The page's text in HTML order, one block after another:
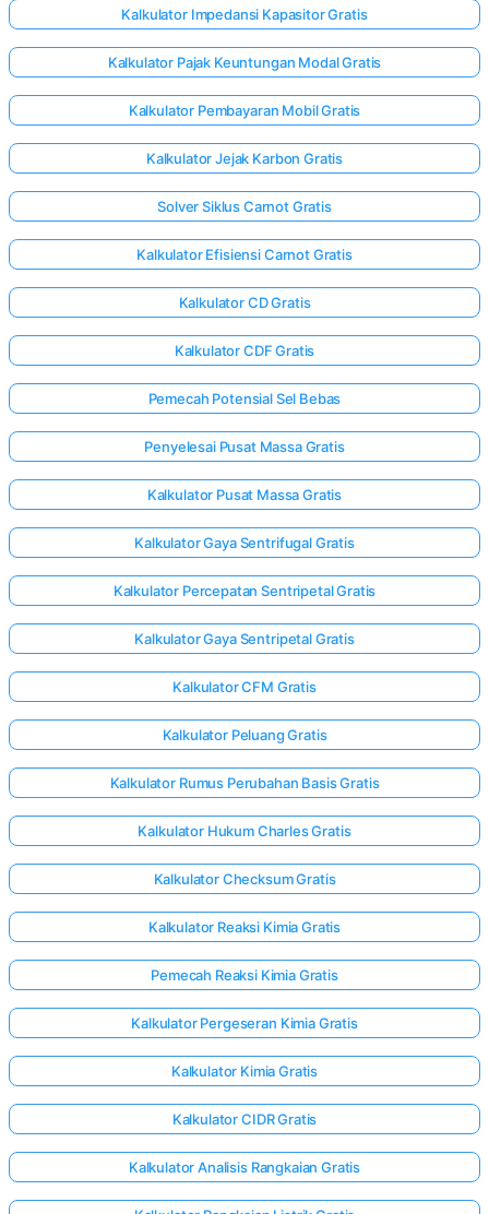
Kalkulator Impedansi Kapasitor Gratis
Kalkulator Pajak Keuntungan Modal Gratis
Kalkulator Pembayaran Mobil Gratis
Kalkulator Jejak Karbon Gratis
Solver Siklus Carnot Gratis
Kalkulator Efisiensi Carnot Gratis
Kalkulator CD Gratis
Kalkulator CDF Gratis
Pemecah Potensial Sel Bebas
Penyelesai Pusat Massa Gratis
Kalkulator Pusat Massa Gratis
Kalkulator Gaya Sentrifugal Gratis
Kalkulator Percepatan Sentripetal Gratis
Kalkulator Gaya Sentripetal Gratis
Kalkulator CFM Gratis
Kalkulator Peluang Gratis
Kalkulator Rumus Perubahan Basis Gratis
Kalkulator Hukum Charles Gratis
Kalkulator Checksum Gratis
Kalkulator Reaksi Kimia Gratis
Pemecah Reaksi Kimia Gratis
Kalkulator Pergeseran Kimia Gratis
Kalkulator Kimia Gratis
Kalkulator CIDR Gratis
Kalkulator Analisis Rangkaian Gratis